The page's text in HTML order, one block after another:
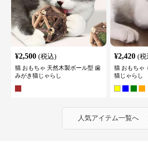
¥2,500 (税込)
猫 おもちゃ 天然木製ボール型 歯
みがき猫じゃらし
¥2,420 (税
猫 おもちゃ
猫じゃらし
人気アイテム一覧へ